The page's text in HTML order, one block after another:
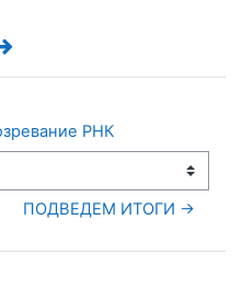
РНК
ПОДВЕДЕМ ИТОГИ →